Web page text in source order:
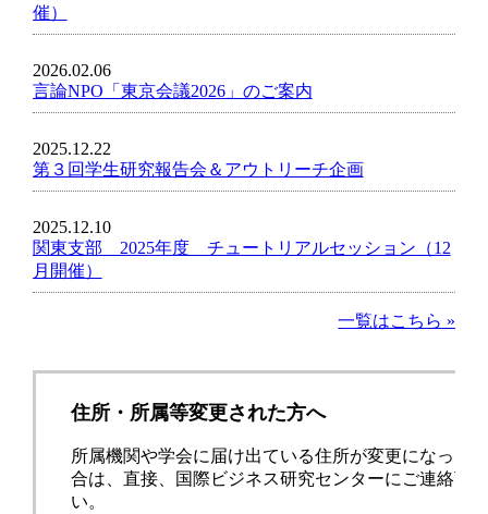
催）
2026.02.06
言論NPO「東京会議2026」のご案内
2025.12.22
第３回学生研究報告会＆アウトリーチ企画
2025.12.10
関東支部 2025年度 チュートリアルセッション（12
月開催）
一覧はこちら »
住所・所属等変更された方へ
所属機関や学会に届け出ている住所が変更になった場
合は、直接、国際ビジネス研究センターにご連絡下さ
い。